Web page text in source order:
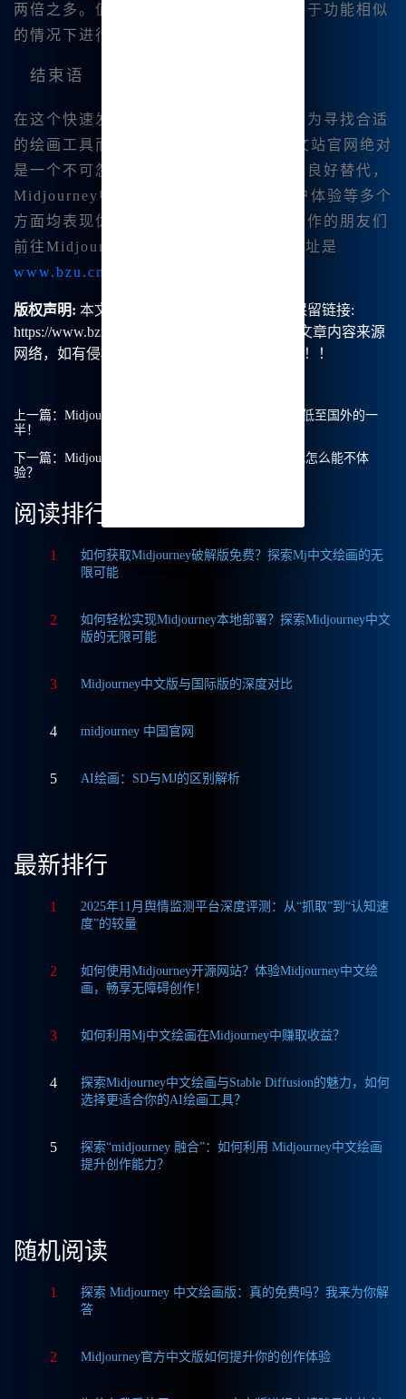
两倍之多。值得注意的是，这种价格是基于功能相似
的情况下进行的对比。
结束语
在这个快速发展的数字时代，如果你还在为寻找合适
的绘画工具而发愁，那么Midjourney中文站官网绝对
是一个不可忽视的选择。作为海外产品的良好替代，
Midjourney中文版本在价格、功能、用户体验等多个
方面均表现优异。我强烈推荐各位热爱创作的朋友们
前往Midjourney中文站官网进行体验, 地址是
www.bzu.cn
版权声明: 本文由【B族智能】原创，转载请保留链接:
https://www.bzu.cn/news/show/1522.html，部分文章内容来源
网络，如有侵权请联系我们删除处理。谢谢！！！
上一篇： Midjourney中文版：享受超高性价比，价格低至国外的一
半！
下一篇： Midjourney 国内版：价格优势超乎想象，我怎么能不体
验？
阅读排行
1
如何获取Midjourney破解版免费？探索Mj中文绘画的无
限可能
2
如何轻松实现Midjourney本地部署？探索Midjourney中文
版的无限可能
3 Midjourney中文版与国际版的深度对比
4 midjourney 中国官网
5 AI绘画：SD与MJ的区别解析
最新排行
1
2025年11月舆情监测平台深度评测：从“抓取”到“认知速
度”的较量
2
如何使用Midjourney开源网站？体验Midjourney中文绘
画，畅享无障碍创作！
3 如何利用Mj中文绘画在Midjourney中赚取收益？
4
探索Midjourney中文绘画与Stable Diffusion的魅力，如何
选择更适合你的AI绘画工具？
5
探索“midjourney 融合”：如何利用 Midjourney中文绘画
提升创作能力？
随机阅读
1
探索 Midjourney 中文绘画版：真的免费吗？我来为你解
答
2 Midjourney官方中文版如何提升你的创作体验